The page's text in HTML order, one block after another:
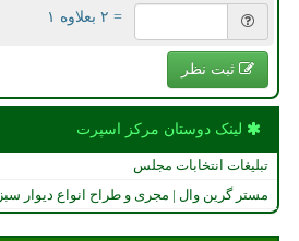
= ۲ بعلاوه ۱
ثبت نظر
لینک دوستان مركز اسپرت
تبلیغات انتخابات مجلس
مستر گرین وال | مجری و طراح انواع دیوار سبز